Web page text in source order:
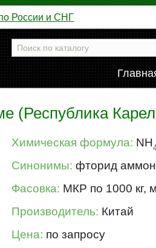
России и СНГ
(Республика
Химическая формула: NH
Синонимы: фторид
Фасовка: МКР по 1000 кг,
Производитель: Китай
Цена: по запросу